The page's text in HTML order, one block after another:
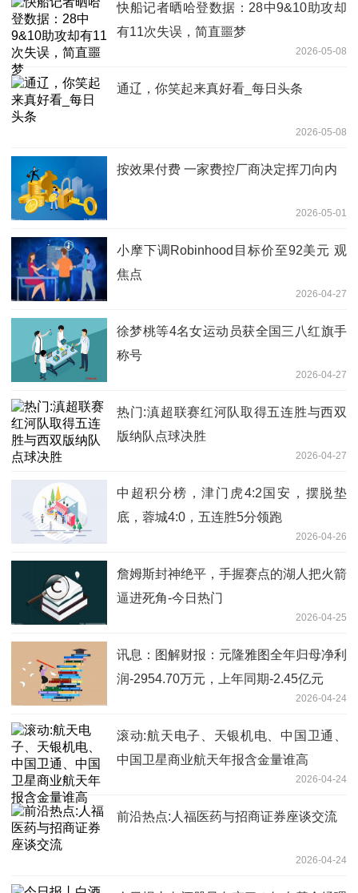
快船记者晒哈登数据：28中9&10助攻却
有11次失误，简直噩梦
2026-05-08
通辽，你笑起来真好看_每日头条
2026-05-08
按效果付费 一家费控厂商决定挥刀向内
2026-05-01
小摩下调Robinhood目标价至92美元 观
焦点
2026-04-27
徐梦桃等4名女运动员获全国三八红旗手
称号
2026-04-27
热门:滇超联赛红河队取得五连胜与西双
版纳队点球决胜
2026-04-27
中超积分榜，津门虎4:2国安，摆脱垫
底，蓉城4:0，五连胜5分领跑
2026-04-26
詹姆斯封神绝平，手握赛点的湖人把火箭
逼进死角-今日热门
2026-04-25
讯息：图解财报：元隆雅图全年归母净利
润-2954.70万元，上年同期-2.45亿元
2026-04-24
滚动:航天电子、天银机电、中国卫通、
中国卫星商业航天年报含金量谁高
2026-04-24
前沿热点:人福医药与招商证券座谈交流
2026-04-24